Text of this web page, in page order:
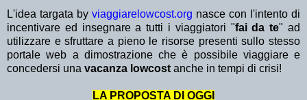
L'idea targata by viaggiarelowcost.org nasce con l'intento di
incentivare ed insegnare a tutti i viaggiatori "fai da te" ad
utilizzare e sfruttare a pieno le risorse presenti sullo stesso
portale web a dimostrazione che è possibile viaggiare e
concedersi una vacanza lowcost anche in tempi di crisi!
LA PROPOSTA DI OGGI